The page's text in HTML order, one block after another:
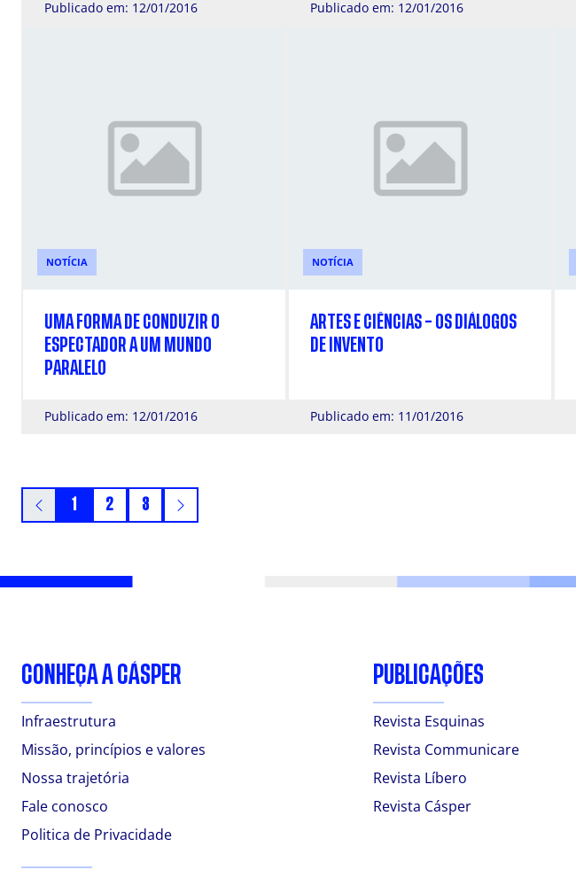
Publicado em: 12/01/2016 Publicado em: 12/01/2016
NOTÍCIA
UMA FORMA DE CONDUZIR O
ESPECTADOR A UM MUNDO
PARALELO
Publicado em: 12/01/2016
NOTÍCIA
ARTES E CIÊNCIAS – OS DIÁLOGOS
DE INVENTO
Publicado em: 11/01/2016
1 2 3
CONHEÇA A CÁSPER
Infraestrutura
Missão, princípios e valores
Nossa trajetória
Fale conosco
Politica de Privacidade
PUBLICAÇÕES
Revista Esquinas
Revista Communicare
Revista Líbero
Revista Cásper